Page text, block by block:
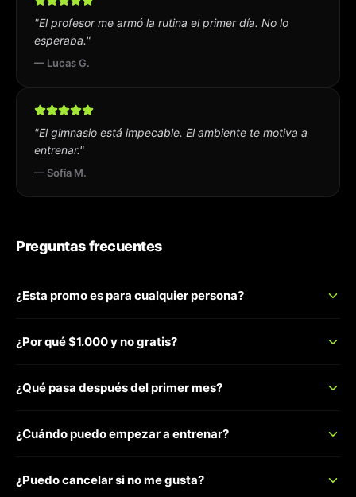
"El profesor me armó la rutina el primer día. No lo
esperaba."
— Lucas G.
"El gimnasio está impecable. El ambiente te motiva a
entrenar."
—Sofía M.
Preguntas frecuentes
¿Esta promo es para cualquier persona?
¿Por qué $1.000 y no gratis?
¿Qué pasa después del primer mes?
¿Cuándo puedo empezar a entrenar?
¿Puedo cancelar si no me gusta?